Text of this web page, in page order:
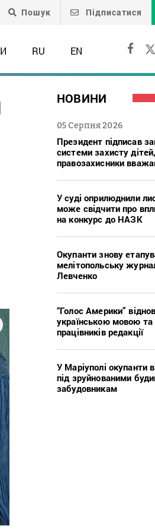
Пошук Підписатися
RU EN
НОВИНИ
05 Серпня 2026
Президент підписав
системи захисту
правозахисники
У суді оприлюднили
може свідчити про
на конкурс до НАЗК
Окупанти знову
мелітопольську
Левченко
“Голос Америки”
українською мовою та
працівників редакції
У Маріуполі окупанти
під зруйнованими
забудовникам